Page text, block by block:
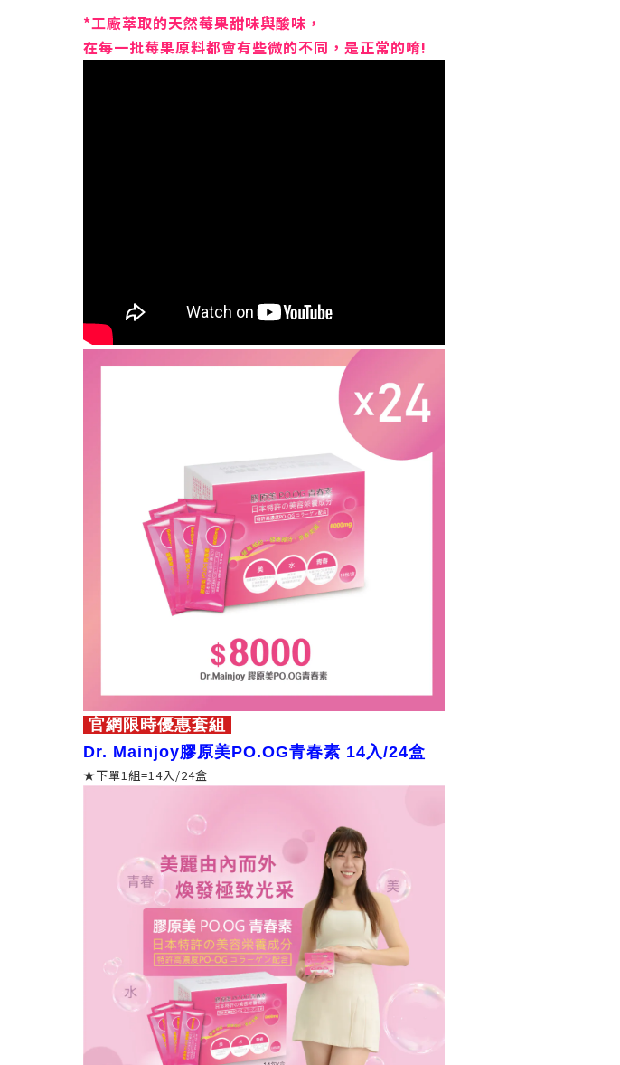
*工廠萃取的天然莓果甜味與酸味，
在每一批莓果原料都會有些微的不同， 是正常的唷!
官網 限時優惠套組
Dr. Mainjoy膠原美PO.OG青春素 14入/24盒
★下單1組=14入/24盒